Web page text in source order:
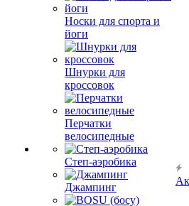
Носки для спорта и
йоги
Шнурки для
кроссовок
Перчатки
велосипедные
Степ-аэробика
Джампинг